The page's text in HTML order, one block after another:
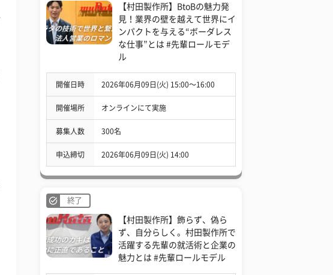
【村田製作所】BtoBの魅力発
見！業界の壁を越えて世界にイ
ンパクトを与える“ボーダレス
な仕事”とは #先輩ロールモデ
ル
開催日時 2026年06月09日(火) 15:00〜16:00
開催場所 オンラインにて実施
募集人数 300名
申込締切 2026年06月09日(火) 14:00
終了
【村田製作所】飾らず、偽ら
ず、自分らしく。村田製作所で
活躍する先輩の就活術と企業の
魅力とは #先輩ロールモデル